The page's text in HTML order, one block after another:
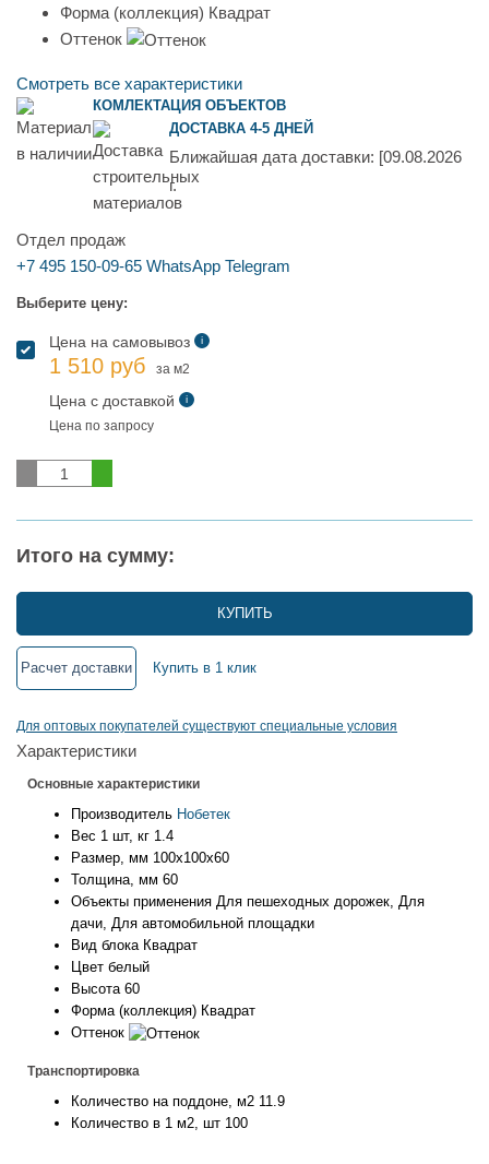
Форма (коллекция) Квадрат
Оттенок
Смотреть все характеристики
КОМЛЕКТАЦИЯ ОБЪЕКТОВ
ДОСТАВКА 4-5 ДНЕЙ
Ближайшая дата доставки: [09.08.2026
г.
Отдел продаж
+7 495 150-09-65 WhatsApp Telegram
Выберите цену:
Цена на самовывоз i
1 510 руб за м2
Цена с доставкой i
Цена по запросу
Итого на сумму:
КУПИТЬ
Расчет доставки Купить в 1 клик
Для оптовых покупателей существуют специальные условия
Характеристики
Основные характеристики
Производитель Нобетек
Вес 1 шт, кг 1.4
Размер, мм 100x100x60
Толщина, мм 60
Объекты применения Для пешеходных дорожек, Для
дачи, Для автомобильной площадки
Вид блока Квадрат
Цвет белый
Высота 60
Форма (коллекция) Квадрат
Оттенок
Транспортировка
Количество на поддоне, м2 11.9
Количество в 1 м2, шт 100